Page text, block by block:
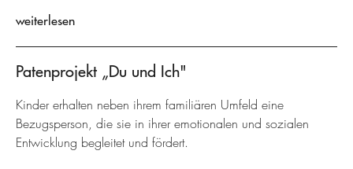
weiterlesen
Patenprojekt „Du und Ich"
Kinder erhalten neben ihrem familiären Umfeld eine
Bezugsperson, die sie in ihrer emotionalen und sozialen
Entwicklung begleitet und fördert.